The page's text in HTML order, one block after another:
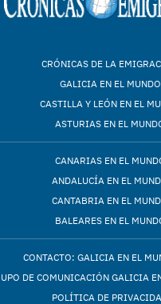
CRÓNICAS DE LA
GALICIA EN EL MUNDO
CASTILLA Y LEÓN EN EL
ASTURIAS EN EL
CANARIAS EN EL
ANDALUCÍA EN EL
CANTABRIA EN EL
BALEARES EN EL
CONTACTO: GALICIA EN EL
DE COMUNICACIÓN GALICIA
POLÍTICA DE